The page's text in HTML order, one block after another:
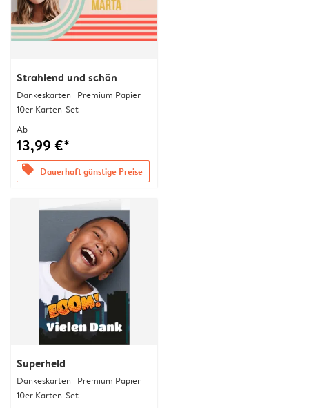
Strahlend und schön
Dankeskarten | Premium Papier
10er Karten-Set
Ab
13,99 €*
offers Dauerhaft günstige Preise
Superheld
Dankeskarten | Premium Papier
10er Karten-Set